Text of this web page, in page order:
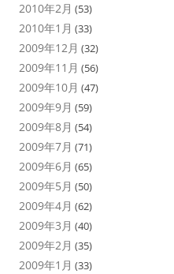
2010年2月 (53)
2010年1月 (33)
2009年12月 (32)
2009年11月 (56)
2009年10月 (47)
2009年9月 (59)
2009年8月 (54)
2009年7月 (71)
2009年6月 (65)
2009年5月 (50)
2009年4月 (62)
2009年3月 (40)
2009年2月 (35)
2009年1月 (33)